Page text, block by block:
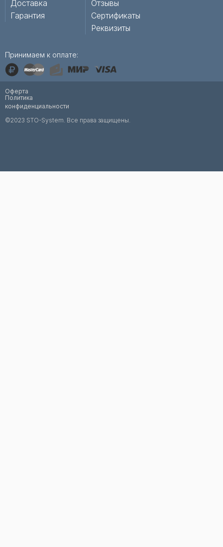
Доставка
Гарантия
Отзывы
Сертификаты
Реквизиты
Принимаем к оплате:
©2023 STO-System. Все права защищены.
Политика
конфиденциальности
Оферта